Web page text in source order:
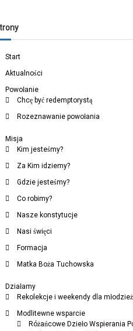
Start
Aktualności
Powołanie
Chcę być redemptorystą
Rozeznawanie powołania
Misja
Kim jesteśmy?
Za Kim idziemy?
Gdzie jesteśmy?
Co robimy?
Nasze konstytucje
Nasi święci
Formacja
Matka Boża Tuchowska
Działamy
Rekolekcje i weekendy dla
Modlitewne wsparcie
Różańcowe Dzieło Wspierania